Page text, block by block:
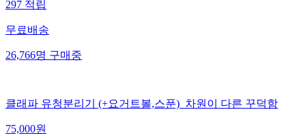
297적립
무료배송
26,766명구매중
클래파 유청분리기 (+요거트볼,스푼)_차원이 다른 꾸덕함
75,000원